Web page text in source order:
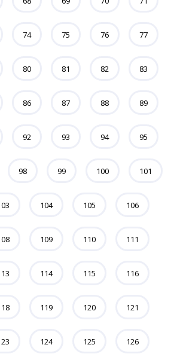
74 75 76 77
80 81 82 83
86 87 88 89
92 93 94 95
98 99 100 101
104 105 106
109 110 111
114 115 116
119 120 121
124 125 126